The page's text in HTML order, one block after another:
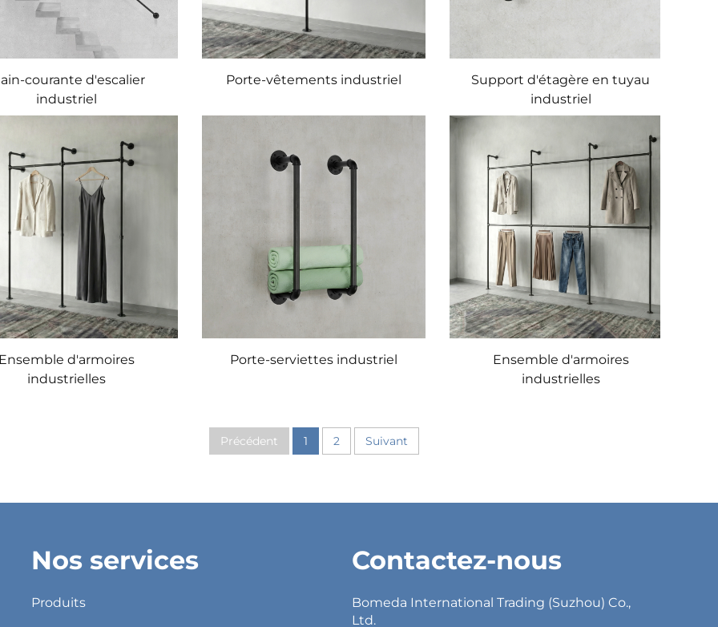
courante d'escalier
industriel
Porte-vêtements industriel
Support d'étagère en tuyau
industriel
d'armoires
industrielles
Porte-serviettes industriel
Ensemble d'armoires
industrielles
Précédent 1 2 Suivant
Nos services
Produits
Contactez-nous
Bomeda International Trading (Suzhou) Co.,
Ltd.